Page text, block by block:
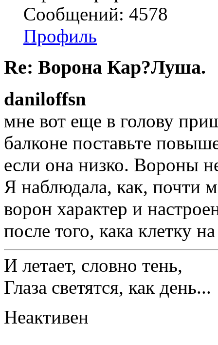
Сообщений: 4578
Профиль
Re: Ворона Кар?Луша.
daniloffsn
мне вот еще в голову
балконе поставьте
если она низко. Вороны
Я наблюдала, как, почти
ворон характер и
после того, кака клетку
И летает, словно тень,
Глаза светятся, как день...
Неактивен